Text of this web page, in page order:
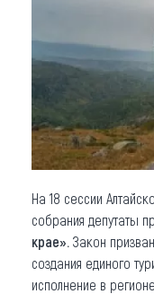
Коллекция
Другие
На 18 сессии
собрания депутаты
крае». Закон
создания единого
исполнение в